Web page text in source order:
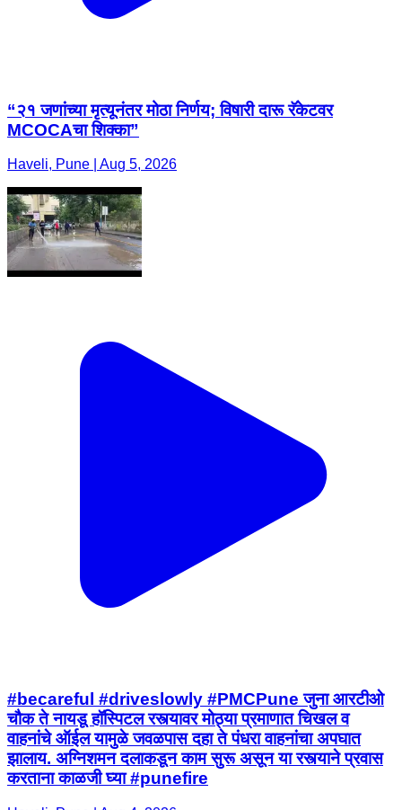
“२१ जणांच्या मृत्यूनंतर मोठा निर्णय; विषारी दारू रॅकेटवर
MCOCAचा शिक्का”
Haveli, Pune | Aug 5, 2026
#becareful #driveslowly #PMCPune जुना आरटीओ
चौक ते नायडू हॉस्पिटल रस्त्यावर मोठ्या प्रमाणात चिखल व
वाहनांचे ऑईल यामुळे जवळपास दहा ते पंधरा वाहनांचा अपघात
झालाय. अग्निशमन दलाकडून काम सुरू असून या रस्त्याने प्रवास
करताना काळजी घ्या #punefire